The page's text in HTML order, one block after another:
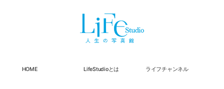
HOME LifeStudioとは ライフチャンネル